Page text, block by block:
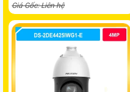
Giá Gốc: Liên hệ